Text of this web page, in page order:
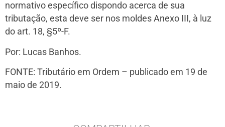
normativo específico dispondo acerca de sua
tributação, esta deve ser nos moldes Anexo III, à luz
do art. 18, §5º-F.
Por: Lucas Banhos.
FONTE: Tributário em Ordem – publicado em 19 de
maio de 2019.